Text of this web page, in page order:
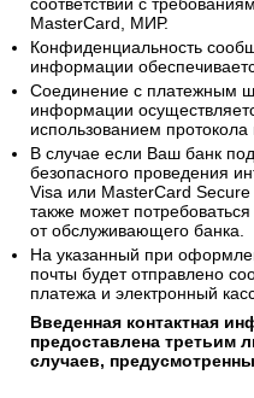
соответствии с
MasterCard, МИР.
Конфиденциальность
информации
Соединение с платежным
информации
использованием
В случае если Ваш банк
безопасного проведения
Visa или MasterCard
также может
от обслуживающего банка.
На указанный при
почты будет отправлено
платежа и электронный
Введенная контактная
предоставлена третьим
случаев,